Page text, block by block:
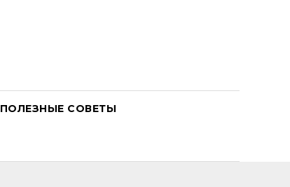
ПОЛЕЗНЫЕ СОВЕТЫ